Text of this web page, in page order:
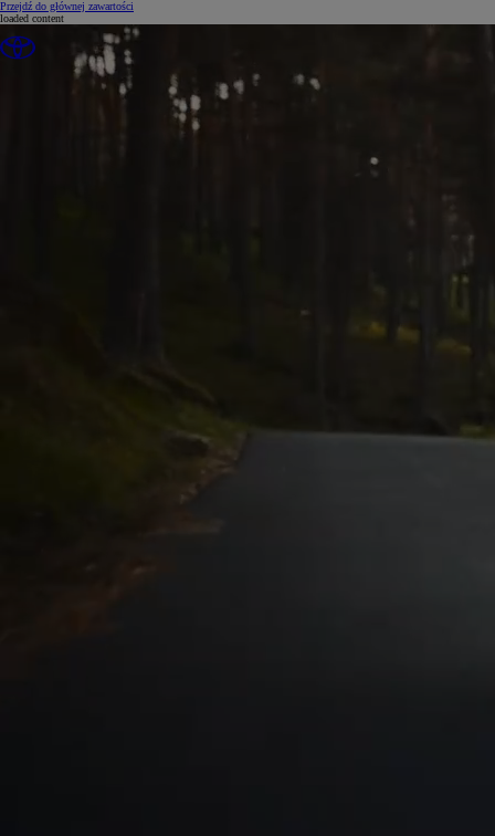
Przejdź do głównej zawartości
loaded content